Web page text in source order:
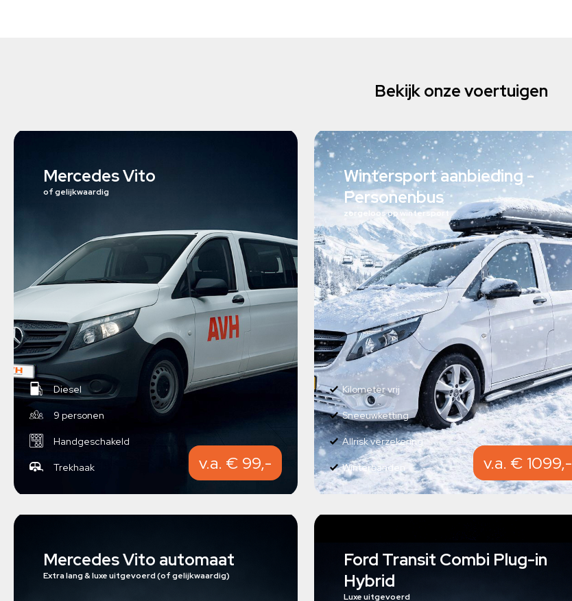
Bekijk onze voertuigen
Mercedes Vito
of gelijkwaardig
Diesel
9 personen
Handgeschakeld
Trekhaak v.a. € 99,-
Wintersport aanbieding -
Personenbus
zorgeloos op wintersport
Kilometer vrij
Sneeuwketting
Allrisk verzekering
Winterbanden v.a. € 1099,-
Mercedes Vito automaat
Extra lang & luxe uitgevoerd (of gelijkwaardig)
Ford Transit Combi Plug-in
Hybrid
Luxe uitgevoerd